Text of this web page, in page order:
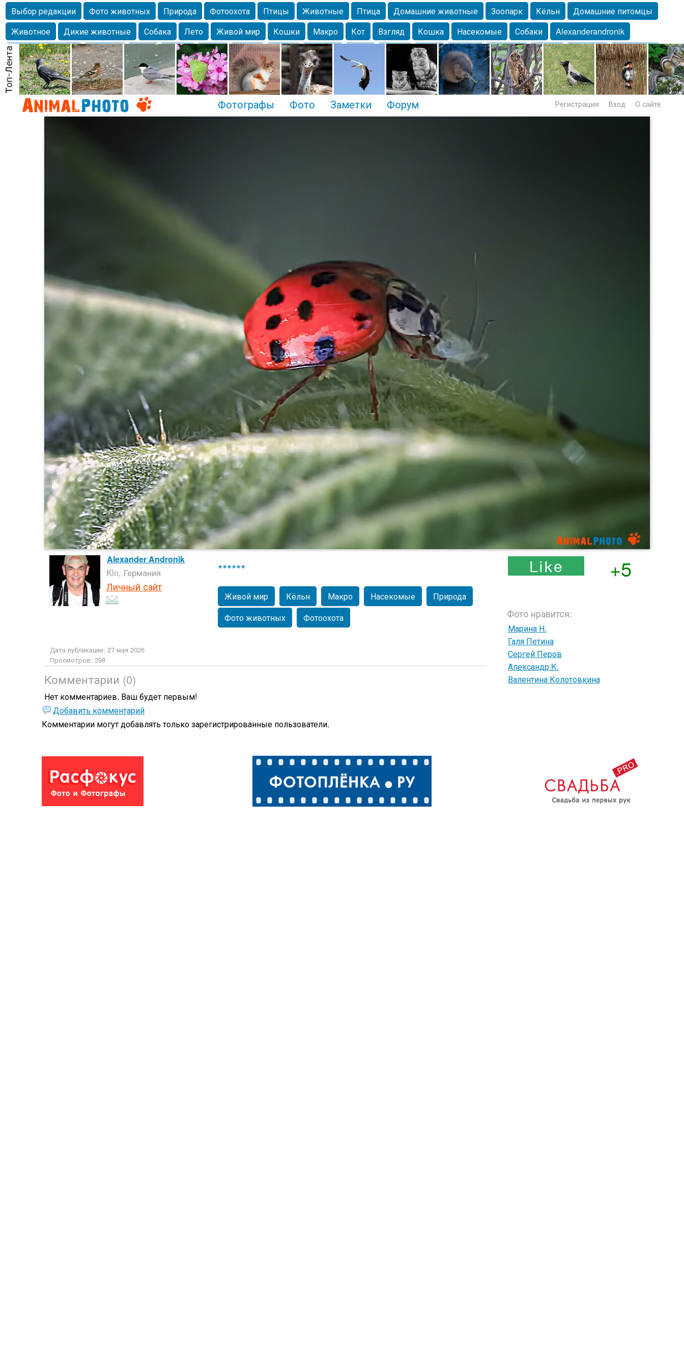
Выбор редакции Фото животных Природа Фотоохота Птицы Животные Птица Домашние животные Зоопарк Кёльн
Домашние питомцы
Животное
Дикие животные Собака Лето Живой мир Кошки Макро Кот Взгляд Кошка Насекомые Собаки
Alexanderandronik
Млекопитающие
Красота Озеро Глаза Крым Весна Москва Белка Зима Морда Собачка Осень Портрет
Домашние
любимцы
Волгоград Лебедь Город Бабочка Чайка Лес Утки Николаев Насекомое Коты Lebert Дикие птицы Утка Самара
Лебеди
Спаниель
Фотографы Фото Заметки Форум Регистрация Вход О сайте
Alexander Andronik
Kln, Германия
Личный сайт
******
Живой мир Кёльн Макро Насекомые
Природа
Фото животных
Фотоохота
Дата публикации: 27 мая 2026
Просмотров: 298
+5
Фото нравится:
Марина Н.
Галя Петина
Сергей Перов
Александр K.
Валентина Колотовкина
Комментарии (0)
Нет комментариев. Ваш будет первым!
Добавить комментарий
Комментарии могут добавлять толькозарегистрированные пользователи.